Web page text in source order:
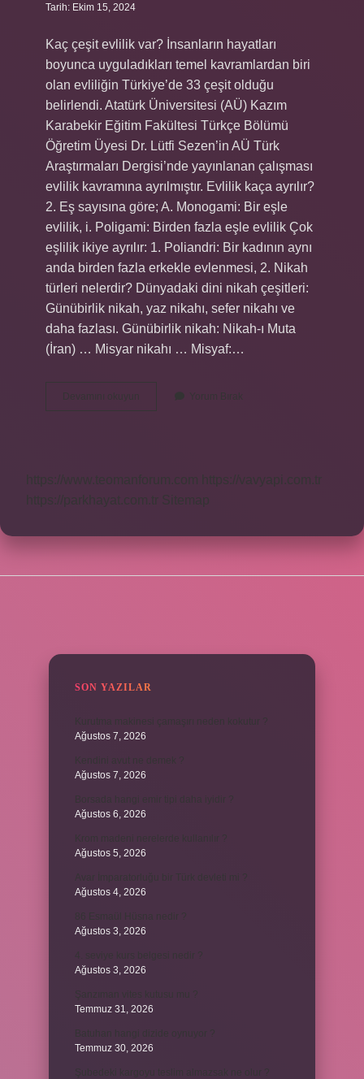
Tarih: Ekim 15, 2024
Kaç çeşit evlilik var? İnsanların hayatları
boyunca uyguladıkları temel kavramlardan biri
olan evliliğin Türkiye’de 33 çeşit olduğu
belirlendi. Atatürk Üniversitesi (AÜ) Kazım
Karabekir Eğitim Fakültesi Türkçe Bölümü
Öğretim Üyesi Dr. Lütfi Sezen’in AÜ Türk
Araştırmaları Dergisi’nde yayınlanan çalışması
evlilik kavramına ayrılmıştır. Evlilik kaça ayrılır?
2. Eş sayısına göre; A. Monogami: Bir eşle
evlilik, i. Poligami: Birden fazla eşle evlilik Çok
eşlilik ikiye ayrılır: 1. Poliandri: Bir kadının aynı
anda birden fazla erkekle evlenmesi, 2. Nikah
türleri nelerdir? Dünyadaki dini nikah çeşitleri:
Günübirlik nikah, yaz nikahı, sefer nikahı ve
daha fazlası. Günübirlik nikah: Nikah-ı Muta
(İran) … Misyar nikahı … Misyaf:…
Devamını okuyun
Türleri
Yorum Bırak
https://www.teomanforum.com
https://vavyapi.com.tr
https://parkhayat.com.tr
Sitemap
SON YAZILAR
Ağustos 7, 2026
Ağustos 7, 2026
Ağustos 6, 2026
Ağustos 5, 2026
Ağustos 4, 2026
Ağustos 3, 2026
Ağustos 3, 2026
Temmuz 31, 2026
Temmuz 30, 2026